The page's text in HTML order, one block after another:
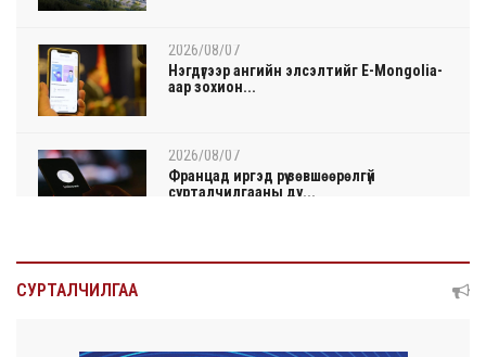
2026/08/07
Нэгдүгээр ангийн элсэлтийг E-Mongolia-
аар зохион...
2026/08/07
Францад иргэд рүү зөвшөөрөлгүй
сурталчилгааны ду...
2026/08/07
СУРТАЛЧИЛГАА